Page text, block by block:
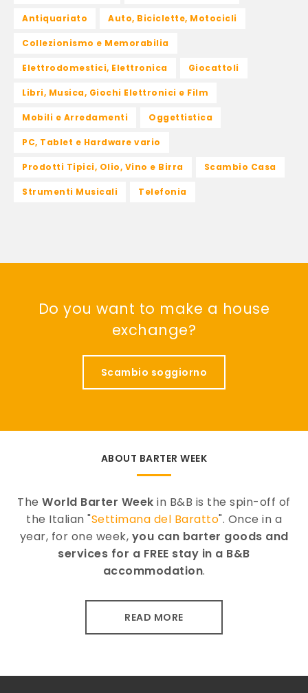
Antiquariato Auto, Biciclette, Motocicli
Collezionismo e Memorabilia
Elettrodomestici, Elettronica Giocattoli
Libri, Musica, Giochi Elettronici e Film
Mobili e Arredamenti Oggettistica
PC, Tablet e Hardware vario
Prodotti Tipici, Olio, Vino e Birra Scambio Casa
Strumenti Musicali Telefonia
Do you want to make a house
exchange?
Scambio soggiorno
ABOUT BARTER WEEK
TheWorld Barter Week in B&B is the spin-off of
the Italian "Settimana del Baratto". Once in a
year, for one week, you can barter goods and
services for a FREE stay in a B&B
accommodation.
READ MORE